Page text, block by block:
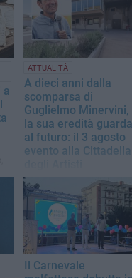
a
ATTUALITÀ
A dieci anni dalla
scomparsa di
Guglielmo Minervini,
la sua eredità guarda
al futuro: il 3 agosto
evento alla Cittadella
Sarà annunciato il
completamento dell'iter di
intitolazione della struttura
all'ex sindaco e assessore
regionale
Il Carnevale